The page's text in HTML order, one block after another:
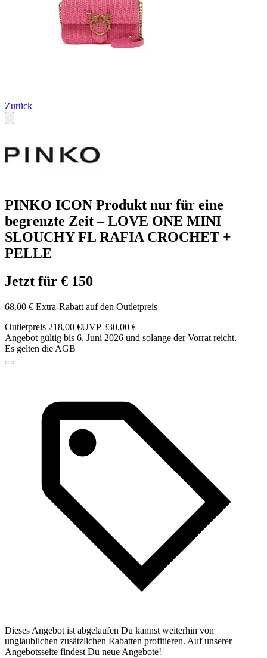
Zurück
PINKO ICON Produkt nur für eine
begrenzte Zeit – LOVE ONE MINI
SLOUCHY FL RAFIA CROCHET +
PELLE
Jetzt für € 150
68,00 € Extra-Rabatt auf den Outletpreis
Outletpreis 218,00 €UVP 330,00 €
Angebot gültig bis 6. Juni 2026 und solange der Vorrat reicht.
Es gelten die AGB
Dieses Angebot ist abgelaufen Du kannst weiterhin von
unglaublichen zusätzlichen Rabatten profitieren. Auf unserer
Angebotsseite findest Du neue Angebote!